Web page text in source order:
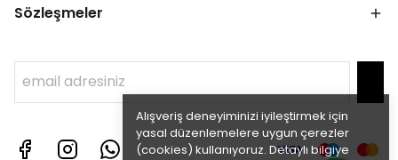
Alışveriş deneyiminizi iyileştirmek için
yasal düzenlemelere uygun çerezler
(cookies) kullanıyoruz. Detaylı bilgiye
Sözleşmeler